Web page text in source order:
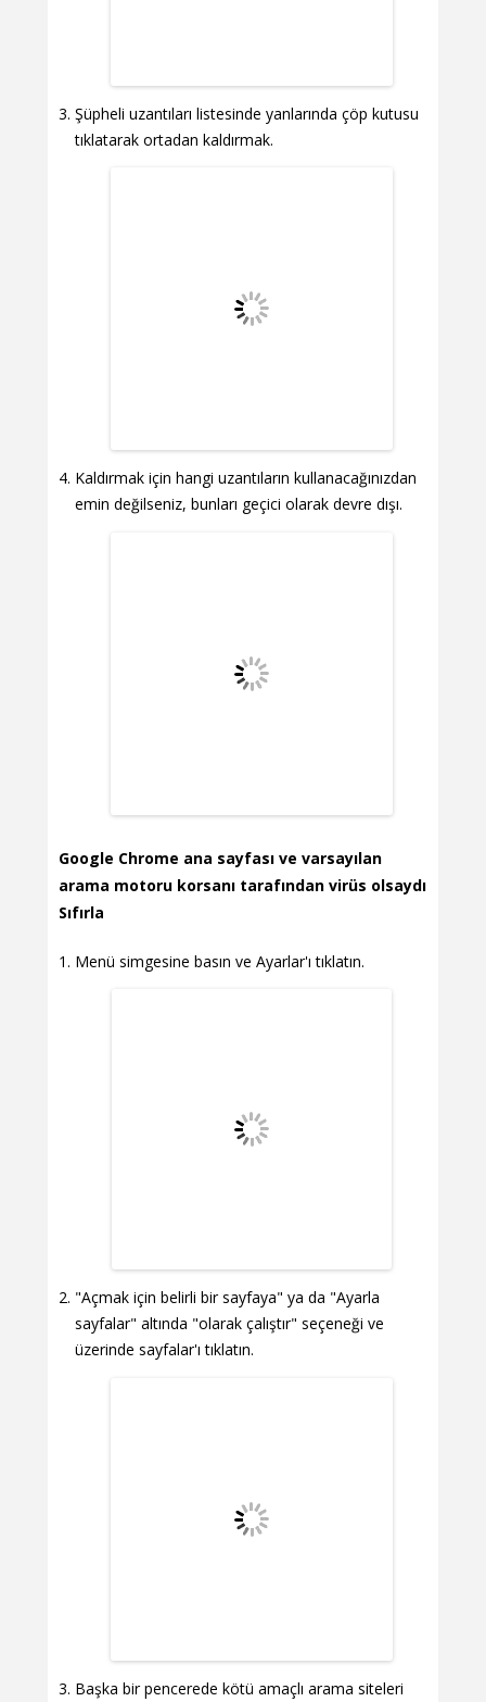
Şüpheli uzantıları listesinde yanlarında çöp kutusu
tıklatarak ortadan kaldırmak.
Kaldırmak için hangi uzantıların kullanacağınızdan
emin değilseniz, bunları geçici olarak devre dışı.
Google Chrome ana sayfası ve varsayılan
arama motoru korsanı tarafından virüs olsaydı
Sıfırla
Menü simgesine basın ve Ayarlar'ı tıklatın.
"Açmak için belirli bir sayfaya" ya da "Ayarla
sayfalar" altında "olarak çalıştır" seçeneği ve
üzerinde sayfalar'ı tıklatın.
Başka bir pencerede kötü amaçlı arama siteleri